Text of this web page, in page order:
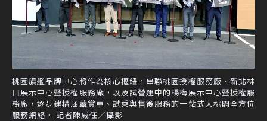
桃園旗艦品牌中心將作為核心樞紐，串聯桃園授權服務廠、新北林
口展示中心暨授權服務廠，以及試營運中的楊梅展示中心暨授權服
務廠，逐步建構涵蓋賞車、試乘與售後服務的一站式大桃園全方位
服務網絡。 記者陳威任／攝影